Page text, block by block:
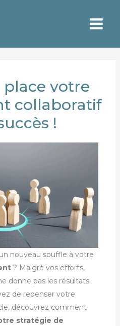
place votre
collaboratif
!
nouveau souffle à votre
? Malgré vos efforts,
donne pas les résultats
de repenser votre
découvrez comment
stratégie de